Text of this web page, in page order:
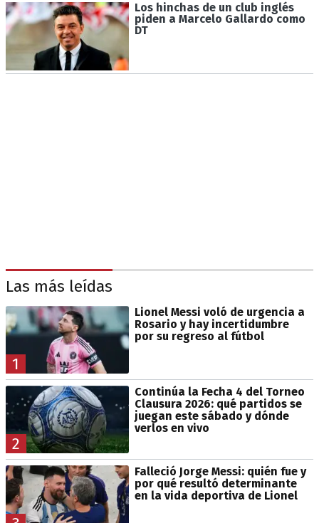
Los hinchas de un club inglés
piden a Marcelo Gallardo como
DT
Las más leídas
1
Lionel Messi voló de urgencia a
Rosario y hay incertidumbre
por su regreso al fútbol
2
Continúa la Fecha 4 del Torneo
Clausura 2026: qué partidos se
juegan este sábado y dónde
verlos en vivo
Falleció Jorge Messi: quién fue y
por qué resultó determinante
en la vida deportiva de Lionel